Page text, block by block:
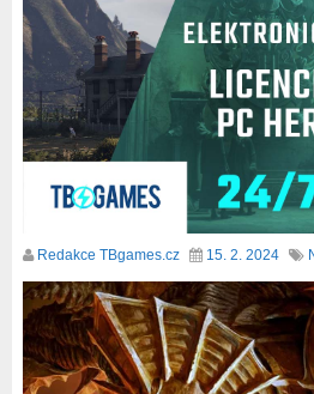
Redakce TBgames.cz 15. 2. 2024